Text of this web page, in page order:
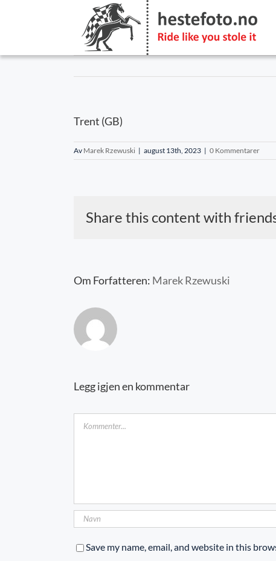
Trent (GB)
Av Marek Rzewuski | august 13th, 2023 | 0 Kommentarer
Share this content with
Om Forfatteren: Marek Rzewuski
Legg igjen en kommentar
Save my name, email, and website in this